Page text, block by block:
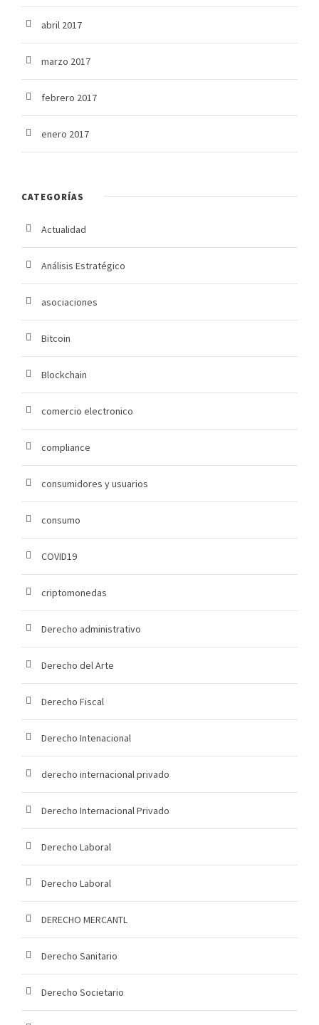
abril 2017
marzo 2017
febrero 2017
enero 2017
CATEGORÍAS
Actualidad
Análisis Estratégico
asociaciones
Bitcoin
Blockchain
comercio electronico
compliance
consumidores y usuarios
consumo
COVID19
criptomonedas
Derecho administrativo
Derecho del Arte
Derecho Fiscal
Derecho Intenacional
derecho internacional privado
Derecho Internacional Privado
Derecho Laboral
Derecho Laboral
DERECHO MERCANTL
Derecho Sanitario
Derecho Societario